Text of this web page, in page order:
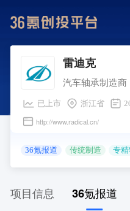
雷迪克
汽车轴承制造商
已上市 浙江省
http://www.radical.cn/
36氪报道 传统制造 专
项目信息 36氪报道